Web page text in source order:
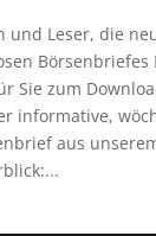
und Leser, die
Börsenbriefes
Sie zum
informative,
aus